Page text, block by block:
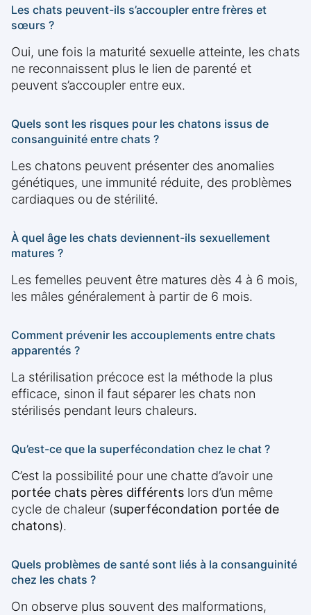
Les chats peuvent-ils s’accoupler entre frères et
sœurs ?
Oui, une fois la maturité sexuelle atteinte, les chats
ne reconnaissent plus le lien de parenté et
peuvent s’accoupler entre eux.
Quels sont les risques pour les chatons issus de
consanguinité entre chats ?
Les chatons peuvent présenter des anomalies
génétiques, une immunité réduite, des problèmes
cardiaques ou de stérilité.
À quel âge les chats deviennent-ils sexuellement
matures ?
Les femelles peuvent être matures dès 4 à 6 mois,
les mâles généralement à partir de 6 mois.
Comment prévenir les accouplements entre chats
apparentés ?
La stérilisation précoce est la méthode la plus
efficace, sinon il faut séparer les chats non
stérilisés pendant leurs chaleurs.
Qu’est-ce que la superfécondation chez le chat ?
C’est la possibilité pour une chatte d’avoir une
portée chats pères différents lors d’un même
cycle de chaleur (superfécondation portée de
chatons).
Quels problèmes de santé sont liés à la consanguinité
chez les chats ?
On observe plus souvent des malformations,